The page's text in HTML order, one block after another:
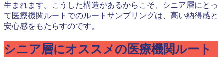
生まれます。こうした構造があるからこそ、シニア層にとっ
て医療機関ルートでのルートサンプリングは、高い納得感と
安心感をもたらすのです。
シニア層にオススメの医療機関ルート